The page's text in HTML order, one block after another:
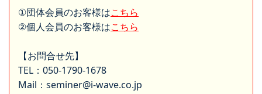
①団体会員のお客様はこちら
②個人会員のお客様はこちら
【お問合せ先】
TEL：050-1790-1678
Mail：seminer@i-wave.co.jp